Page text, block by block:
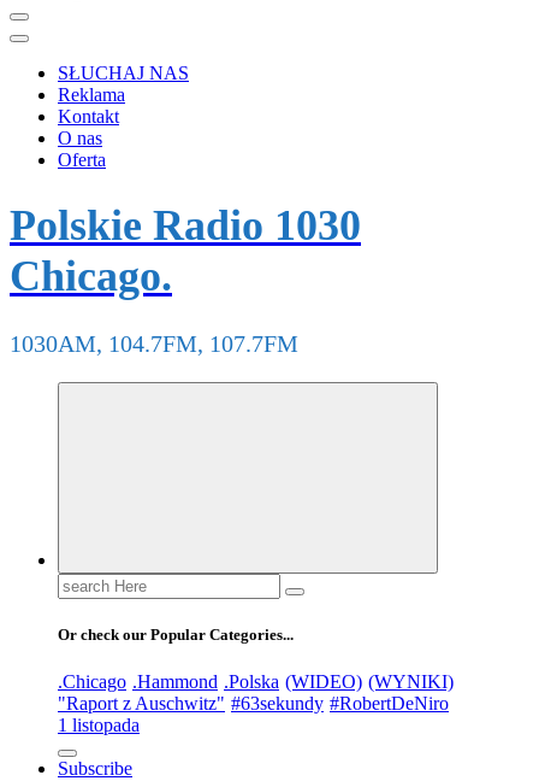
SŁUCHAJ NAS
Reklama
Kontakt
O nas
Oferta
Polskie Radio 1030
Chicago.
1030AM, 104.7FM, 107.7FM
Search
for:
Or check our Popular Categories...
.Chicago .Hammond .Polska (WIDEO) (WYNIKI)
"Raport z Auschwitz" #63sekundy #RobertDeNiro
1 listopada
Subscribe